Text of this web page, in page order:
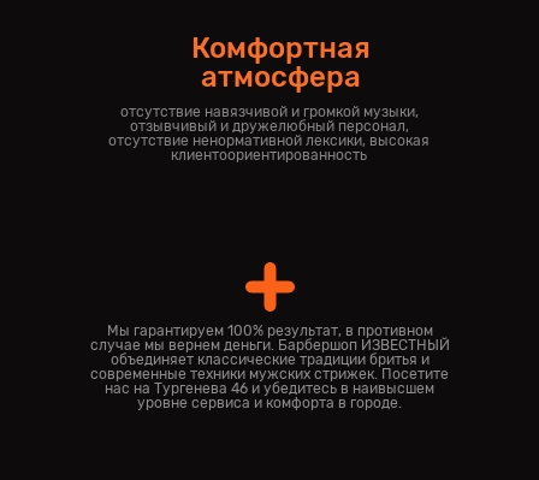
Комфортная
атмосфера
отсутствие навязчивой и громкой музыки,
отзывчивый и дружелюбный персонал,
отсутствие ненормативной лексики, высокая
клиентоориентированность
Мы гарантируем 100% результат, в противном
случае мы вернем деньги. Барбершоп ИЗВЕСТНЫЙ
объединяет классические традиции бритья и
современные техники мужских стрижек. Посетите
нас на Тургенева 46 и убедитесь в наивысшем
уровне сервиса и комфорта в городе.